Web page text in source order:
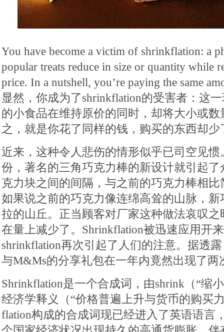
You have become a victim of shrinkflation: a
popular treats reduce in size or quantity while
price. In a nutshell, you’re paying the same
显然，你成为了shrinkflation的受害者：这
的小食品在维持原价的同时，却将大小或
之，就是你花了同样的钱，购买的东西却少
近来，这种令人悲伤的情形似乎已司空见惯
份，著名的三角巧克力棒的新设计就引起
克力块之间的间隔，与之前的巧克力棒相
如果说之前的巧克力像连绵高耸的山脉，
拉的山丘。正当顾客对厂家这种做法哀叹
在量上减少了。Shrinkflation被迅速应用开
shrinkflation再次引起了人们的注意。据透露
与M&Ms的分享礼包在一年内竟然出现了两
Shrinkflation是一个合成词，由shrink（“缩
经济学释义（“价格普遍上升与货币的购买
flation构成的合成词现已经进入了英语语言